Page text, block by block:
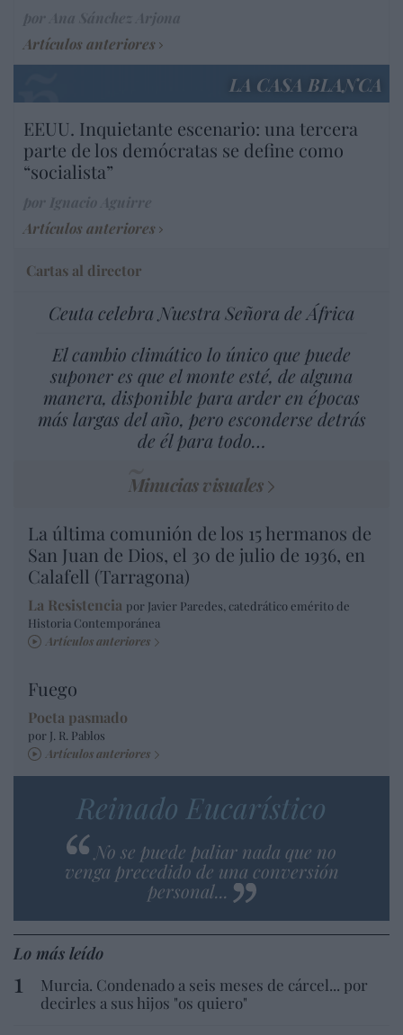
Artículos anteriores
LA CASA BLANCA
EEUU. Inquietante escenario: una tercera
parte de los demócratas se define como
“socialista”
Artículos anteriores
Cartas al director
Ceuta celebra Nuestra Señora de África
El cambio climático lo único que puede
suponer es que el monte esté, de alguna
manera, disponible para arder en épocas
más largas del año, pero esconderse detrás
de él para todo…
Minucias visuales
La última comunión de los 15 hermanos de
San Juan de Dios, el 30 de julio de 1936, en
Calafell (Tarragona)
La Resistencia por Javier Paredes, catedrático emérito de
Historia Contemporánea
Artículos anteriores
Fuego
Poeta pasmado
por J. R. Pablos
Artículos anteriores
Reinado Eucarístico
No se puede paliar nada que no
venga precedido de una conversión
personal...
Lo más leído
Murcia. Condenado a seis meses de cárcel... por
decirles a sus hijos "os quiero"